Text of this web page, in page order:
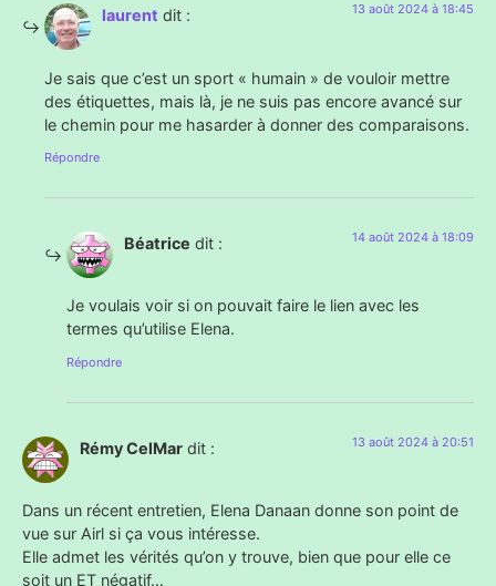
laurent dit : 13 août 2024 à 18:45
Je sais que c’est un sport « humain » de vouloir mettre
des étiquettes, mais là, je ne suis pas encore avancé sur
le chemin pour me hasarder à donner des comparaisons.
Répondre
Béatrice dit : 14 août 2024 à 18:09
Je voulais voir si on pouvait faire le lien avec les
termes qu’utilise Elena.
Répondre
Rémy CelMar dit : 13 août 2024 à 20:51
Dans un récent entretien, Elena Danaan donne son point de
vue sur Airl si ça vous intéresse.
Elle admet les vérités qu’on y trouve, bien que pour elle ce
soit un ET négatif…